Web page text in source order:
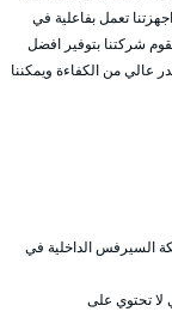
تعمل بفاعلية في
شركتنا بتوفير افضل
عالي من الكفاءة ويمكننا
السيرفس الداخلية في
تحتوي على